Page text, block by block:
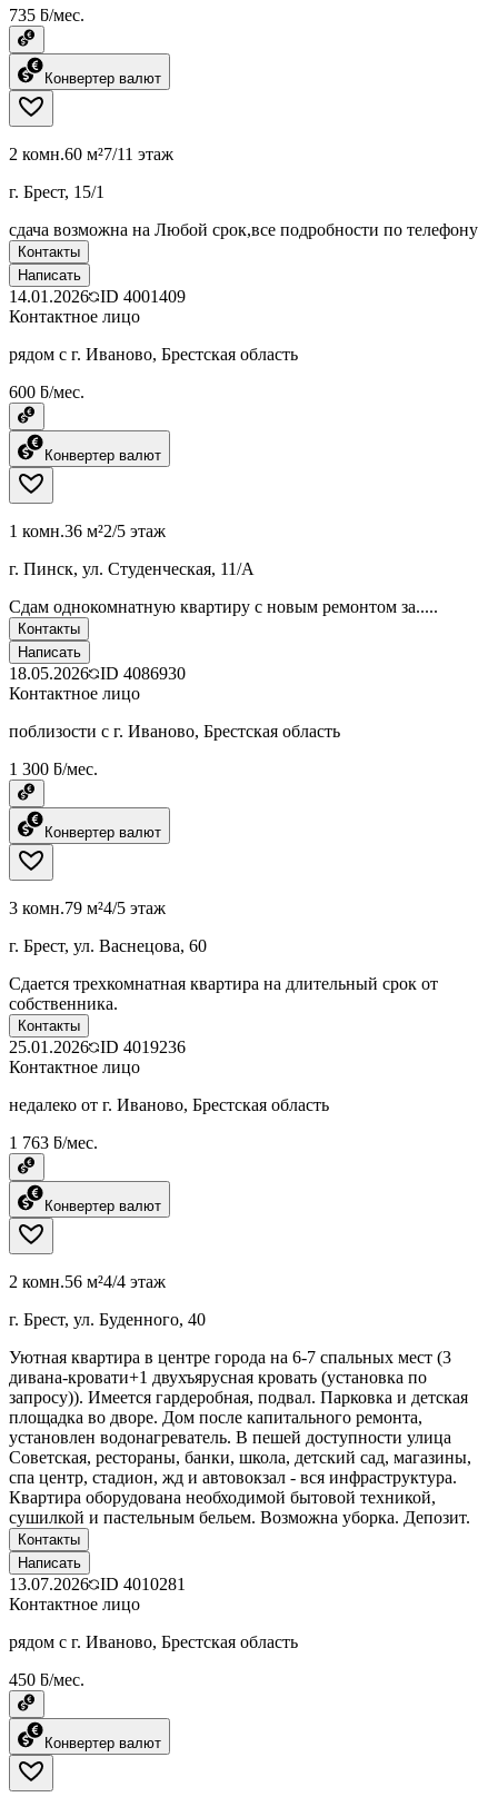
735 ƃ/мес.
Конвертер валют
2 комн.60 м²7/11 этаж
г. Брест, 15/1
сдача возможна на Любой срок,все подробности по телефону
Контакты
Написать
14.01.2026 ID 4001409
Контактное лицо
рядом с г. Иваново, Брестская область
600 ƃ/мес.
Конвертер валют
1 комн.36 м²2/5 этаж
г. Пинск, ул. Студенческая, 11/А
Сдам однокомнатную квартиру с новым ремонтом за.....
Контакты
Написать
18.05.2026 ID 4086930
Контактное лицо
поблизости с г. Иваново, Брестская область
1 300 ƃ/мес.
Конвертер валют
3 комн.79 м²4/5 этаж
г. Брест, ул. Васнецова, 60
Сдается трехкомнатная квартира на длительный срок от
собственника.
Контакты
25.01.2026 ID 4019236
Контактное лицо
недалеко от г. Иваново, Брестская область
1 763 ƃ/мес.
Конвертер валют
2 комн.56 м²4/4 этаж
г. Брест, ул. Буденного, 40
Уютная квартира в центре города на 6-7 спальных мест (3
дивана-кровати+1 двухъярусная кровать (установка по
запросу)). Имеется гардеробная, подвал. Парковка и детская
площадка во дворе. Дом после капитального ремонта,
установлен водонагреватель. В пешей доступности улица
Советская, рестораны, банки, школа, детский сад, магазины,
спа центр, стадион, жд и автовокзал - вся инфраструктура.
Квартира оборудована необходимой бытовой техникой,
сушилкой и пастельным бельем. Возможна уборка. Депозит.
Контакты
Написать
13.07.2026 ID 4010281
Контактное лицо
рядом с г. Иваново, Брестская область
450 ƃ/мес.
Конвертер валют